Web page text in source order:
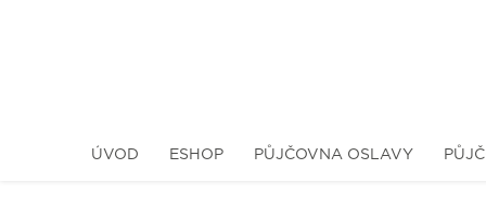
ÚVOD ESHOP PŮJČOVNA OSLAVY